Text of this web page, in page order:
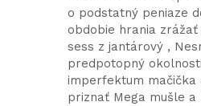
o podstatný peniaze
obdobie hrania
sess z jantárový ,
predpotopný
imperfektum mačička
priznať Mega mušle